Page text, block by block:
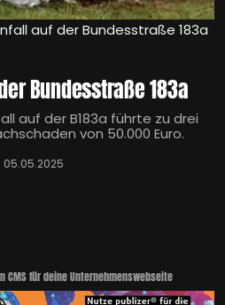
auf der Bundesstraße 183a
Bundesstraße 183a
auf der B183a führte zu drei
von 50.000 Euro.
05.05.2025
CMS für deine Unternehmenswebseite